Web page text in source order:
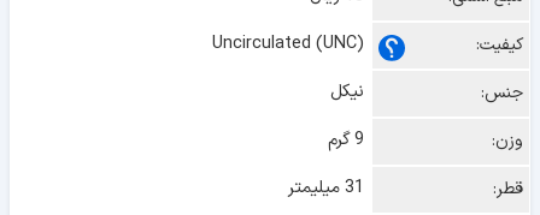
کیفیت:
Uncirculated (UNC)
جنس:
نیکل
وزن:
9 گرم
قطر:
31 میلیمتر